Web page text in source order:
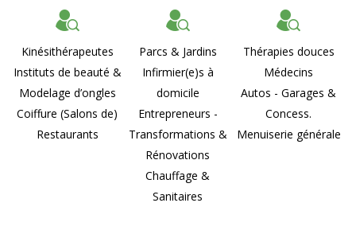
Kinésithérapeutes
Instituts de beauté &
Modelage d’ongles
Coiffure (Salons de)
Restaurants
Parcs & Jardins
Infirmier(e)s à
domicile
Entrepreneurs -
Transformations &
Rénovations
Chauffage &
Sanitaires
Thérapies douces
Médecins
Autos - Garages &
Concess.
Menuiserie générale